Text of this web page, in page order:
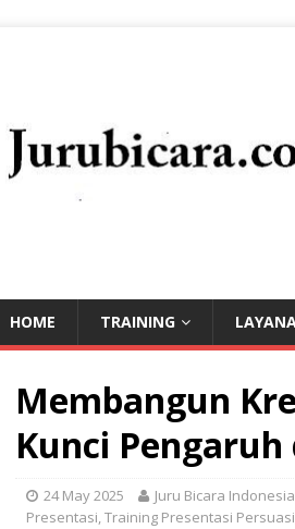
HOME TRAINING
Membangun
Kunci
24 May 2025 Juru Bicara Indonesia
Presentasi,Training Presentasi Persuasi